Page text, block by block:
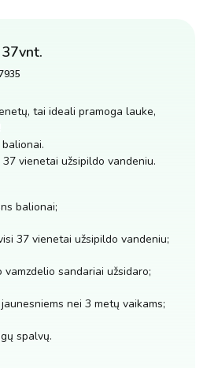
tai ideali pramoga lauke,
vienetai užsipildo vandeniu.
balionai;
37 vienetai užsipildo vandeniu;
vamzdelio sandariai užsidaro;
nei 3 metų vaikams;
spalvų.